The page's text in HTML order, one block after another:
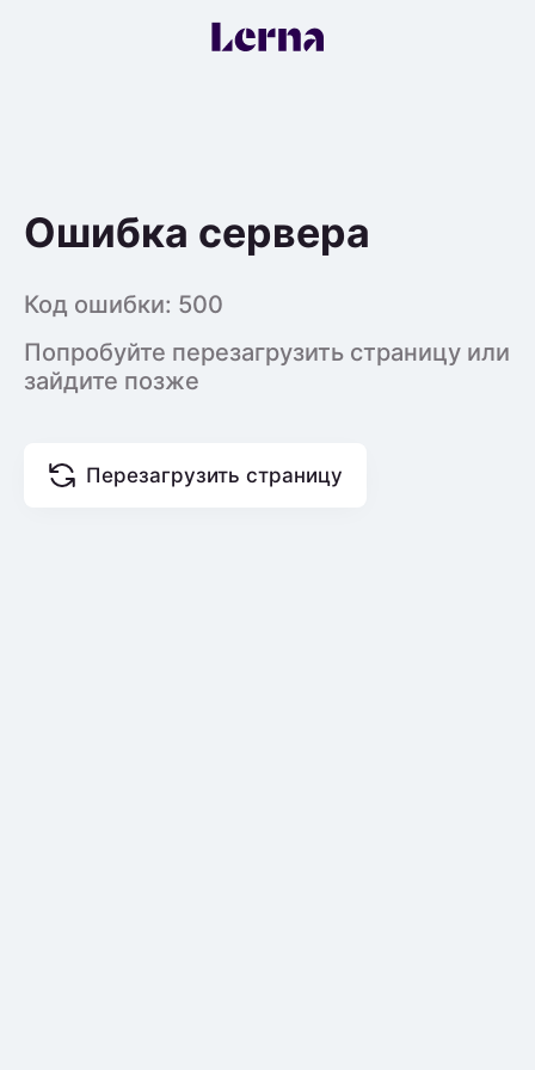
Ошибка сервера
Код ошибки: 500
Попробуйте перезагрузить страницу или
зайдите позже
Перезагрузить страницу